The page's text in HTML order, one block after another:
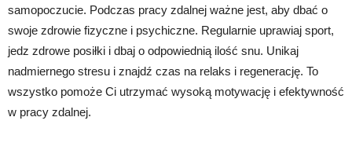
samopoczucie. Podczas pracy zdalnej ważne jest, aby dbać o
swoje zdrowie fizyczne i psychiczne. Regularnie uprawiaj sport,
jedz zdrowe posiłki i dbaj o odpowiednią ilość snu. Unikaj
nadmiernego stresu i znajdź czas na relaks i regenerację. To
wszystko pomoże Ci utrzymać wysoką motywację i efektywność
w pracy zdalnej.